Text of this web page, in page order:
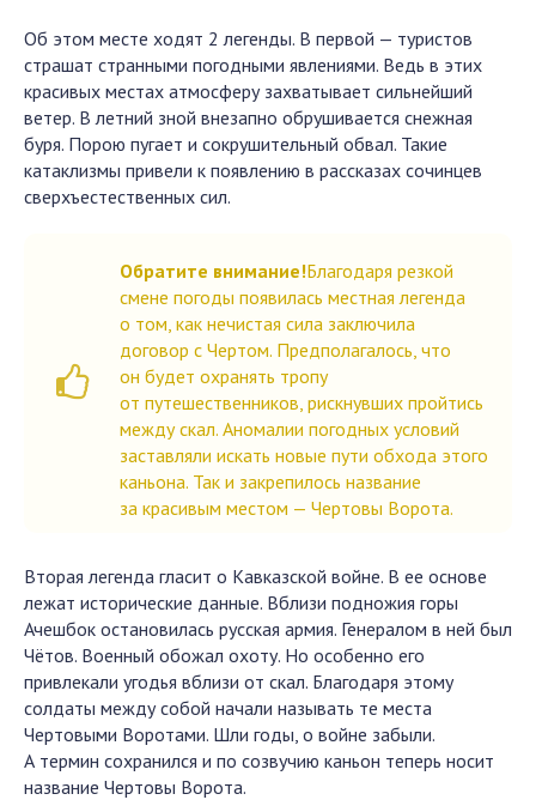
Об этом месте ходят 2 легенды. В первой — туристов
страшат странными погодными явлениями. Ведь в этих
красивых местах атмосферу захватывает сильнейший
ветер. В летний зной внезапно обрушивается снежная
буря. Порою пугает и сокрушительный обвал. Такие
катаклизмы привели к появлению в рассказах сочинцев
сверхъестественных сил.
Обратите внимание!Благодаря резкой
смене погоды появилась местная легенда
о том, как нечистая сила заключила
договор с Чертом. Предполагалось, что
он будет охранять тропу
от путешественников, рискнувших пройтись
между скал. Аномалии погодных условий
заставляли искать новые пути обхода этого
каньона. Так и закрепилось название
за красивым местом — Чертовы Ворота.
Вторая легенда гласит о Кавказской войне. В ее основе
лежат исторические данные. Вблизи подножия горы
Ачешбок остановилась русская армия. Генералом в ней был
Чётов. Военный обожал охоту. Но особенно его
привлекали угодья вблизи от скал. Благодаря этому
солдаты между собой начали называть те места
Чертовыми Воротами. Шли годы, о войне забыли.
А термин сохранился и по созвучию каньон теперь носит
название Чертовы Ворота.